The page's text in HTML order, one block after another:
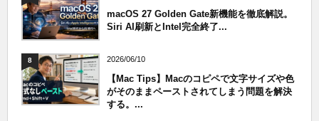
macOS 27 Golden Gate新機能を徹底解説。
Siri AI刷新とIntel完全終了...
8 2026/06/10
【Mac Tips】Macのコピペで文字サイズや色
がそのままペーストされてしまう問題を解決
する。...